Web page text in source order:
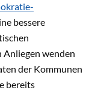
bessere
wenden
der Kommunen
bereits